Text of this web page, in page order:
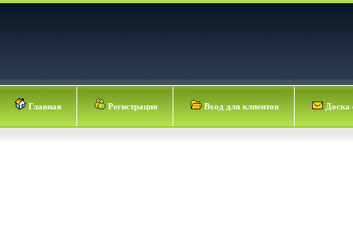
Главная Регистрация Вход для клиентов Доска